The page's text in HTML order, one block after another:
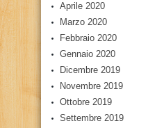
Aprile 2020
Marzo 2020
Febbraio 2020
Gennaio 2020
Dicembre 2019
Novembre 2019
Ottobre 2019
Settembre 2019